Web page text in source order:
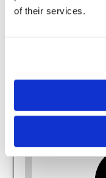
of their services.